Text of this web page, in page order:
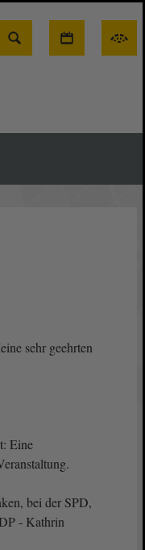
Suche
sehr geehrten
Eine
bei der SPD,
- Kathrin